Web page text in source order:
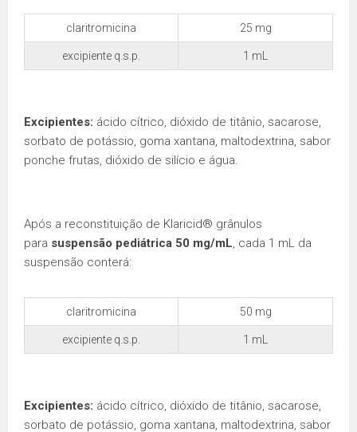
claritromicina 25 mg
excipiente q.s.p. 1 mL
Excipientes: ácido cítrico, dióxido de titânio, sacarose,
sorbato de potássio, goma xantana, maltodextrina, sabor
ponche frutas, dióxido de silício e água.
Após a reconstituição de Klaricid® grânulos
para suspensão pediátrica 50 mg/mL, cada 1 mL da
suspensão conterá:
claritromicina 50 mg
excipiente q.s.p. 1 mL
Excipientes: ácido cítrico, dióxido de titânio, sacarose,
sorbato de potássio, goma xantana, maltodextrina, sabor